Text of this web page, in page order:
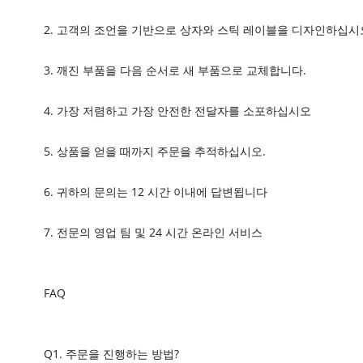
2. 고객의 조언을 기반으로 상자와 스틱 레이블을 디자인하십시
3. 깨진 부품을 다음 순서로 새 부품으로 교체합니다.
4. 가장 저렴하고 가장 안전한 전달자를 소포하십시오
5. 상품을 얻을 때까지 주문을 추적하십시오.
6. 귀하의 문의는 12 시간 이내에 답변됩니다
7. 전문의 영업 팀 및 24 시간 온라인 서비스
FAQ
Q1. 주문을 진행하는 방법?